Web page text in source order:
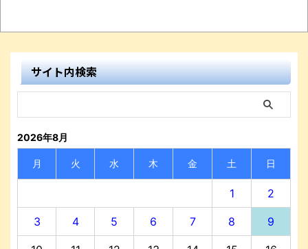
サイト内検索
2026年8月
月 火 水 木 金 土 日
1 2
3 4 5 6 7 8 9